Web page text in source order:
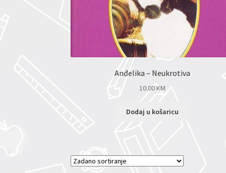
Anđelika – Neukrotiva
10.00KM
Dodaj u košaricu